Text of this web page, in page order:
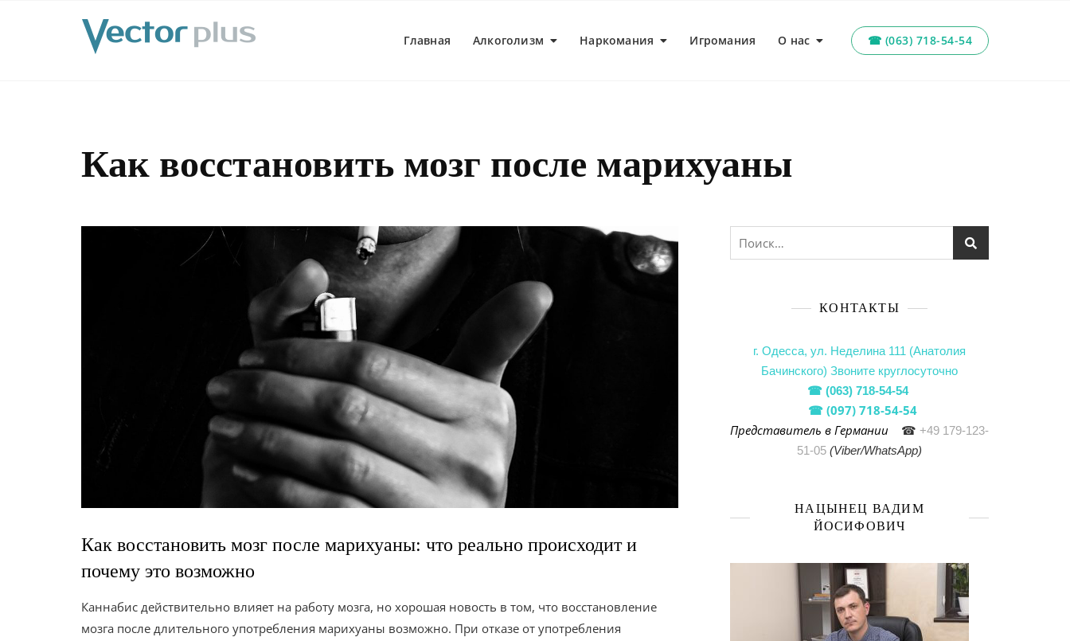
Главная Алкоголизм Наркомания Игромания О нас ☎ (063) 718-54-54
Как восстановить мозг после марихуаны
Как восстановить мозг после марихуаны: что реально происходит и
почему это возможно
Каннабис действительно влияет на работу мозга, но хорошая новость в том, что восстановление
мозга после длительного употребления марихуаны возможно. При отказе от употребления
КОНТАКТЫ
г. Одесса, ул. Неделина 111 (Анатолия
Бачинского) Звоните круглосуточно
☎ (063) 718-54-54
☎ (097) 718-54-54
Представитель в Германии
☎ +49 179-123-
51-05 (Viber/WhatsApp)
НАЦЫНЕЦ ВАДИМ
ЙОСИФОВИЧ